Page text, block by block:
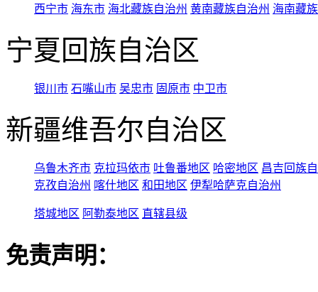
西宁市 海东市 海北藏族自治州 黄南藏族自治州 海南藏
宁夏回族自治区
银川市 石嘴山市 吴忠市 固原市 中卫市
新疆维吾尔自治区
乌鲁木齐市 克拉玛依市 吐鲁番地区 哈密地区 昌吉回族
克孜自治州 喀什地区 和田地区 伊犁哈萨克自治州
塔城地区 阿勒泰地区 直辖县级
免责声明：